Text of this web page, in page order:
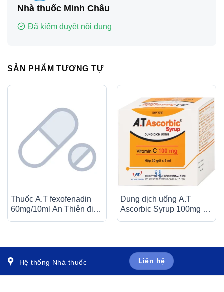
Nhà thuốc Minh Châu
Đã kiểm duyệt nội dung
SẢN PHẨM TƯƠNG TỰ
Thuốc A.T fexofenadin
60mg/10ml An Thiên điều
trị triệu chứng viêm mũi dị
Dung dịch uống A.T
Ascorbic Syrup 100mg bổ
sung vitamin C, điều trị
Hệ thống Nhà thuốc Liên hệ